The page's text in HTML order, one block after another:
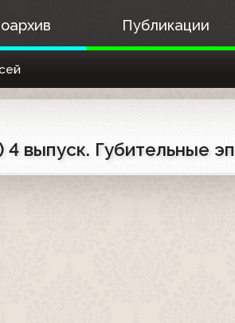
Публикации
выпуск. Губительные